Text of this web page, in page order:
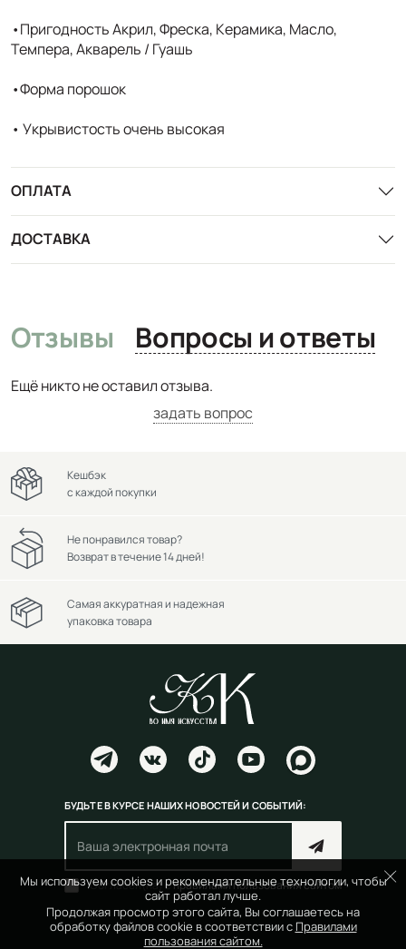
•Пригодность Акрил, Фреска, Керамика, Масло,
Темпера, Акварель / Гуашь
•Форма порошок
• Укрывистость очень высокая
ОПЛАТА
ДОСТАВКА
Отзывы Вопросы и ответы
Ещё никто не оставил отзыва.
задать вопрос
Мы используем cookies и рекомендательные технологии, чтобы
сайт работал лучше.
Продолжая просмотр этого сайта, Вы соглашаетесь на
обработку файлов cookie в соответствии с Правилами
пользования сайтом.
Кешбэк
с каждой покупки
Не понравился товар?
Возврат в течение 14 дней!
Самая аккуратная и надежная
упаковка товара
БУДЬТЕ В КУРСЕ НАШИХ НОВОСТЕЙ И СОБЫТИЙ:
Согласен(на) справилами пользования сайтом